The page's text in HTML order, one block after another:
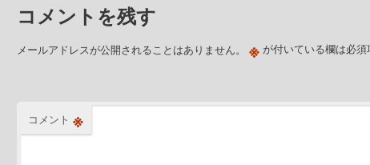
コメントを残す
メールアドレスが公開されることはありません。 ※が付いている欄は必須
コメント ※